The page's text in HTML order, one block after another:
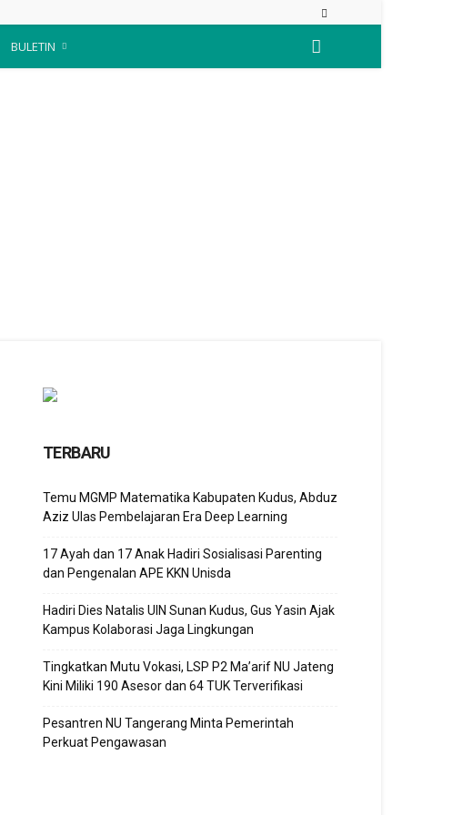
BULETIN
TERBARU
Temu MGMP Matematika Kabupaten Kudus, Abduz
Aziz Ulas Pembelajaran Era Deep Learning
17 Ayah dan 17 Anak Hadiri Sosialisasi Parenting
dan Pengenalan APE KKN Unisda
Hadiri Dies Natalis UIN Sunan Kudus, Gus Yasin Ajak
Kampus Kolaborasi Jaga Lingkungan
Tingkatkan Mutu Vokasi, LSP P2 Ma’arif NU Jateng
Kini Miliki 190 Asesor dan 64 TUK Terverifikasi
Pesantren NU Tangerang Minta Pemerintah
Perkuat Pengawasan